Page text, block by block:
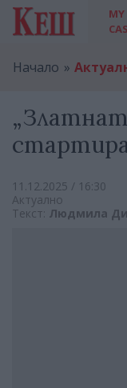
MY
Начало
11.12.2025 / 16:30
Актуално
Текст: Людмила